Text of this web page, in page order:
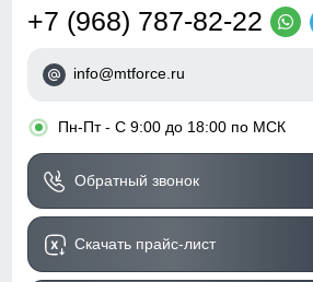
+7 (968) 787-82-22
info@mtforce.ru
• Пн-Пт - С 9:00 до 18:00 по МСК
Обратный звонок
Скачать прайс-лист